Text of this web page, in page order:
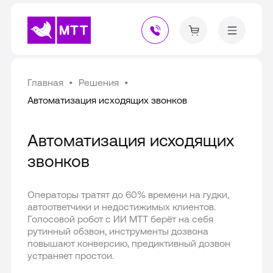
Ваш городМосква ?
Личный кабинет ВАТС
Услуги МГ/МН связь
Услуги IP-телефония от МТТ
Бесплатный вызов 8-800
Для отраслей
По задачам
Продукты
Интеграции
Наши решения
Главная
Решения
Автоматизация исходящих звонков
Автоматизация исходящих
звонков
Операторы тратят до 60% времени на гудки,
автоответчики и недостижимых клиентов.
Голосовой робот с ИИ МТТ берёт на себя
рутинный обзвон, инструменты дозвона
повышают конверсию, предиктивный дозвон
устраняет простои.